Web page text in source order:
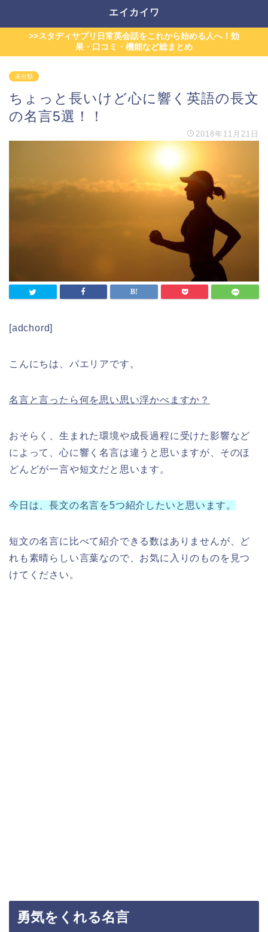
エイカイワ
>>スタディサプリ日常英会話をこれから始める人へ！効
果・口コミ・機能など総まとめ
未分類
ちょっと長いけど心に響く英語の長文
の名言5選！！
2018年11月21日
[adchord]
こんにちは、パエリアです。
名言と言ったら何を思い思い浮かべますか？
おそらく、生まれた環境や成長過程に受けた影響など
によって、心に響く名言は違うと思いますが、そのほ
どんどが一言や短文だと思います。
今日は、長文の名言を5つ紹介したいと思います。
短文の名言に比べて紹介できる数はありませんが、ど
れも素晴らしい言葉なので、お気に入りのものを見つ
けてください。
勇気をくれる名言